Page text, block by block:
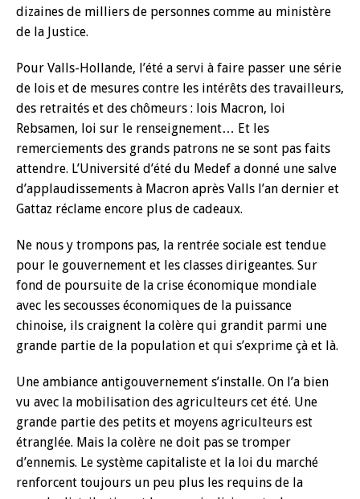
dizaines de milliers de personnes comme au ministère
de la Justice.
Pour Valls-Hollande, l’été a servi à faire passer une série
de lois et de mesures contre les intérêts des travailleurs,
des retraités et des chômeurs : lois Macron, loi
Rebsamen, loi sur le renseignement… Et les
remerciements des grands patrons ne se sont pas faits
attendre. L’Université d’été du Medef a donné une salve
d’applaudissements à Macron après Valls l’an dernier et
Gattaz réclame encore plus de cadeaux.
Ne nous y trompons pas, la rentrée sociale est tendue
pour le gouvernement et les classes dirigeantes. Sur
fond de poursuite de la crise économique mondiale
avec les secousses économiques de la puissance
chinoise, ils craignent la colère qui grandit parmi une
grande partie de la population et qui s’exprime çà et là.
Une ambiance antigouvernement s’installe. On l’a bien
vu avec la mobilisation des agriculteurs cet été. Une
grande partie des petits et moyens agriculteurs est
étranglée. Mais la colère ne doit pas se tromper
d’ennemis. Le système capitaliste et la loi du marché
renforcent toujours un peu plus les requins de la